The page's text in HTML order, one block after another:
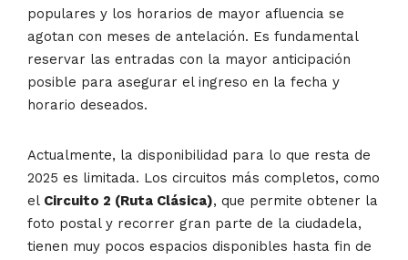
populares y los horarios de mayor afluencia se
agotan con meses de antelación. Es fundamental
reservar las entradas con la mayor anticipación
posible para asegurar el ingreso en la fecha y
horario deseados.
Actualmente, la disponibilidad para lo que resta de
2025 es limitada. Los circuitos más completos, como
el Circuito 2 (Ruta Clásica), que permite obtener la
foto postal y recorrer gran parte de la ciudadela,
tienen muy pocos espacios disponibles hasta fin de